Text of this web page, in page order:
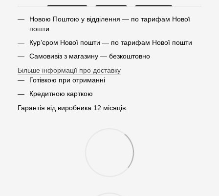
Новою Поштою у відділення — по тарифам Нової
пошти
Кур’єром Нової пошти — по тарифам Нової пошти
Самовивіз з магазину — безкоштовно
Більше інформації про доставку
Готівкою при отриманні
Кредитною карткою
Гарантія від виробника 12 місяців.